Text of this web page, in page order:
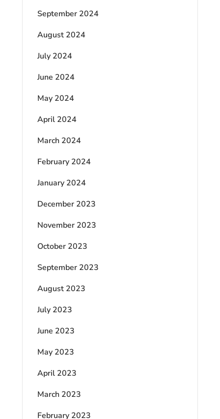
September 2024
August 2024
July 2024
June 2024
May 2024
April 2024
March 2024
February 2024
January 2024
December 2023
November 2023
October 2023
September 2023
August 2023
July 2023
June 2023
May 2023
April 2023
March 2023
February 2023